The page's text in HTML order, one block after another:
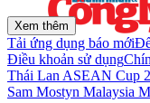
Xem thêm
Tải ứng dụng báo mới
Điều khoản sử dụng
Thái Lan ASEAN Cup
Sam Mostyn Malaysia